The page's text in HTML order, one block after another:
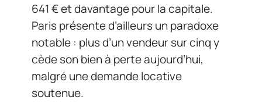
641 € et davantage pour la capitale.
Paris présente d’ailleurs un paradoxe
notable : plus d’un vendeur sur cinq y
cède son bien à perte aujourd’hui,
malgré une demande locative
soutenue.